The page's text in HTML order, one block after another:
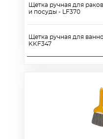
Щетка ручная для
и посуды - LF370
Щетка ручная для
KKF347